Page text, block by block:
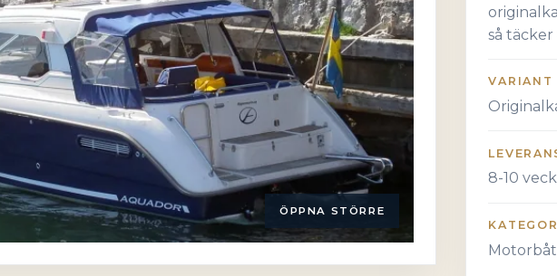
ÖPPNA STÖRRE
så
VARIANT
8-10